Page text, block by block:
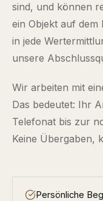
sind, und können
ein Objekt auf dem
in jede
unsere
Wir arbeiten mit
Das bedeutet: Ihr
Telefonat bis zur
Keine Übergaben,
Persönliche